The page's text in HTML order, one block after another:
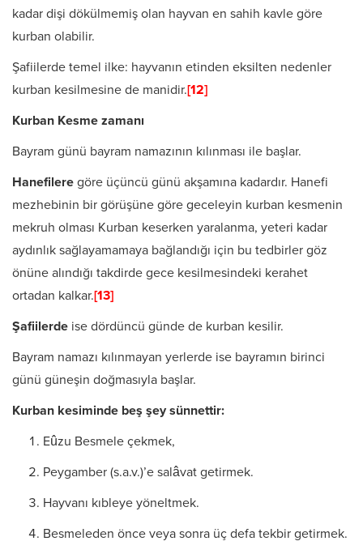
kadar dişi dökülmemiş olan hayvan en sahih kavle göre
kurban olabilir.
Şafiilerde temel ilke: hayvanın etinden eksilten nedenler
kurban kesilmesine de manidir.[12]
Kurban Kesme zamanı
Bayram günü bayram namazının kılınması ile başlar.
Hanefilere göre üçüncü günü akşamına kadardır. Hanefi
mezhebinin bir görüşüne göre geceleyin kurban kesmenin
mekruh olması Kurban keserken yaralanma, yeteri kadar
aydınlık sağlayamamaya bağlandığı için bu tedbirler göz
önüne alındığı takdirde gece kesilmesindeki kerahet
ortadan kalkar.[13]
Şafiilerde ise dördüncü günde de kurban kesilir.
Bayram namazı kılınmayan yerlerde ise bayramın birinci
günü güneşin doğmasıyla başlar.
Kurban kesiminde beş şey sünnettir:
Eûzu Besmele çekmek,
Peygamber (s.a.v.)’e salâvat getirmek.
Hayvanı kıbleye yöneltmek.
Besmeleden önce veya sonra üç defa tekbir getirmek.